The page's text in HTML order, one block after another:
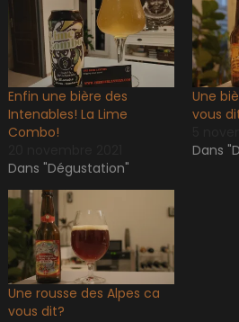
Enfin une bière des
Intenables! La Lime
Combo!
Dans "Dégustation"
Une
vous
Dans
Une rousse des Alpes ca
vous dit?